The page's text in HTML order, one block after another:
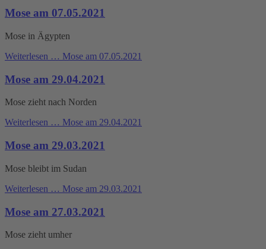
Mose am 07.05.2021
Mose in Ägypten
Weiterlesen … Mose am 07.05.2021
Mose am 29.04.2021
Mose zieht nach Norden
Weiterlesen … Mose am 29.04.2021
Mose am 29.03.2021
Mose bleibt im Sudan
Weiterlesen … Mose am 29.03.2021
Mose am 27.03.2021
Mose zieht umher